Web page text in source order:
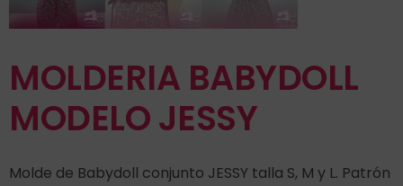
MOLDERIA BABYDOLL
MODELO JESSY
Molde de Babydoll conjunto JESSY talla S, M y L. Patrón